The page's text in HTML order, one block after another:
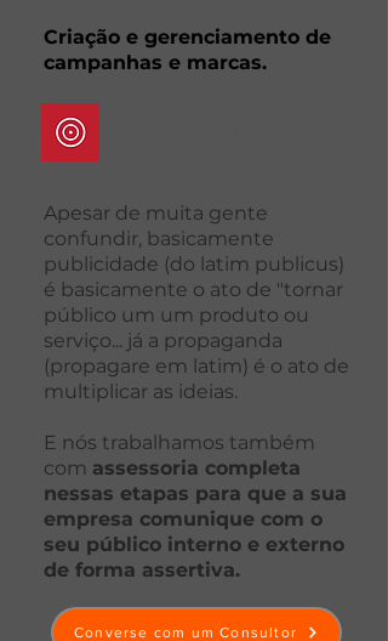
Criação e gerenciamento de
campanhas e marcas.
Apesar de muita gente
confundir, basicamente
publicidade (do latim publicus)
é basicamente o ato de "tornar
público um um produto ou
serviço... já a propaganda
(propagare em latim) é o ato de
multiplicar as ideias.
E nós trabalhamos também
com assessoria completa
nessas etapas para que a sua
empresa comunique com o
seu público interno e externo
de forma assertiva.
Converse com um Consultor